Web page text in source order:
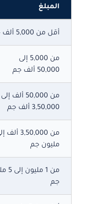
المبلغ
أقل من 5,000 ألف جم
من 5,000 إلى
50,000 ألف جم
من 50,000 ألف إلى
3,50,000 ألف جم
من 3,50,000
مليون جم
من 1
جم